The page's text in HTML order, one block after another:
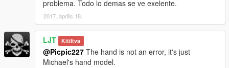
problema. Todo lo demas se ve exelente.
2017. április 18.
LJT Kitíltva
@Picpic227 The hand is not an error, it's just
Michael's hand model.